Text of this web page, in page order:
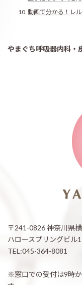
動画で分かる！レ
やまぐち呼吸器内科・
〒241-0826 神奈川県
ハロースプリングビル
TEL:045-364-8081
※窓口での受付は9時